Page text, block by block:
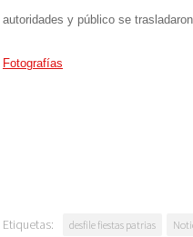
autoridades y público se
Fotografías
Etiquetas: desfile fiestas patrias